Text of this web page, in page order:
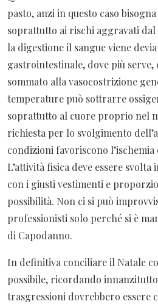
pasto, anzi in questo caso
soprattutto ai rischi aggravati
la digestione il sangue viene
gastrointestinale, dove più serve,
sommato alla vasocostrizione
temperature può sottrarre
soprattutto al cuore proprio nel
richiesta per lo svolgimento
condizioni favoriscono
L’attività fisica deve essere
con i giusti vestimenti e
possibilità. Non ci si può
professionisti solo perché si è
di Capodanno.
In definitiva conciliare il Natale
possibile, ricordando
trasgressioni dovrebbero essere